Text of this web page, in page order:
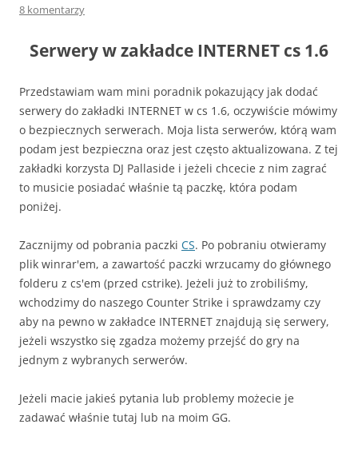
8 komentarzy
Serwery w zakładce INTERNET cs 1.6
Przedstawiam wam mini poradnik pokazujący jak dodać
serwery do zakładki INTERNET w cs 1.6, oczywiście mówimy
o bezpiecznych serwerach. Moja lista serwerów, którą wam
podam jest bezpieczna oraz jest często aktualizowana. Z tej
zakładki korzysta DJ Pallaside i jeżeli chcecie z nim zagrać
to musicie posiadać właśnie tą paczkę, która podam
poniżej.
Zacznijmy od pobrania paczki CS. Po pobraniu otwieramy
plik winrar'em, a zawartość paczki wrzucamy do głównego
folderu z cs'em (przed cstrike). Jeżeli już to zrobiliśmy,
wchodzimy do naszego Counter Strike i sprawdzamy czy
aby na pewno w zakładce INTERNET znajdują się serwery,
jeżeli wszystko się zgadza możemy przejść do gry na
jednym z wybranych serwerów.
Jeżeli macie jakieś pytania lub problemy możecie je
zadawać właśnie tutaj lub na moim GG.